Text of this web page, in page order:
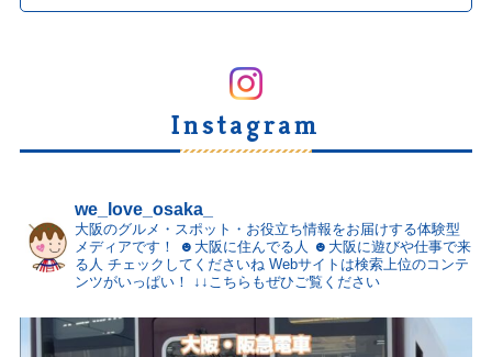
Instagram
we_love_osaka_
大阪のグルメ・スポット・お役立ち情報をお届けする体験型
メディアです！
☻大阪に住んでる人 ☻大阪に遊びや仕事で来
る人 チェックしてくださいね Webサイトは検索上位のコンテ
ンツがいっぱい！
↓↓こちらもぜひご覧ください